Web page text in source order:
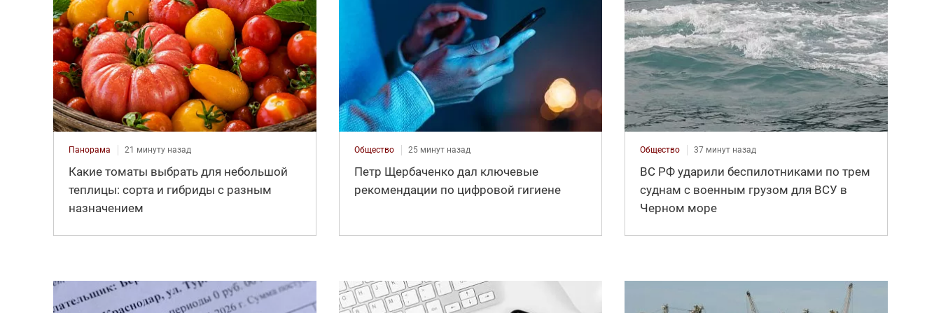
Панорама 21 минуту назад
Какие томаты выбрать для небольшой
теплицы: сорта и гибриды с разным
назначением
Общество 25 минут назад
Петр Щербаченко дал ключевые
рекомендации по цифровой гигиене
Общество 37 минут назад
ВС РФ ударили беспилотниками по трем
суднам с военным грузом для ВСУ в
Черном море